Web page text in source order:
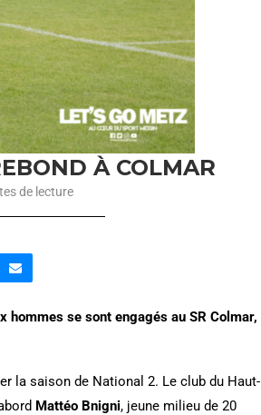
À COLMAR
de lecture
se sont engagés au SR Colmar,
la saison de National 2. Le club du Haut-
Mattéo Bnigni, jeune milieu de 20